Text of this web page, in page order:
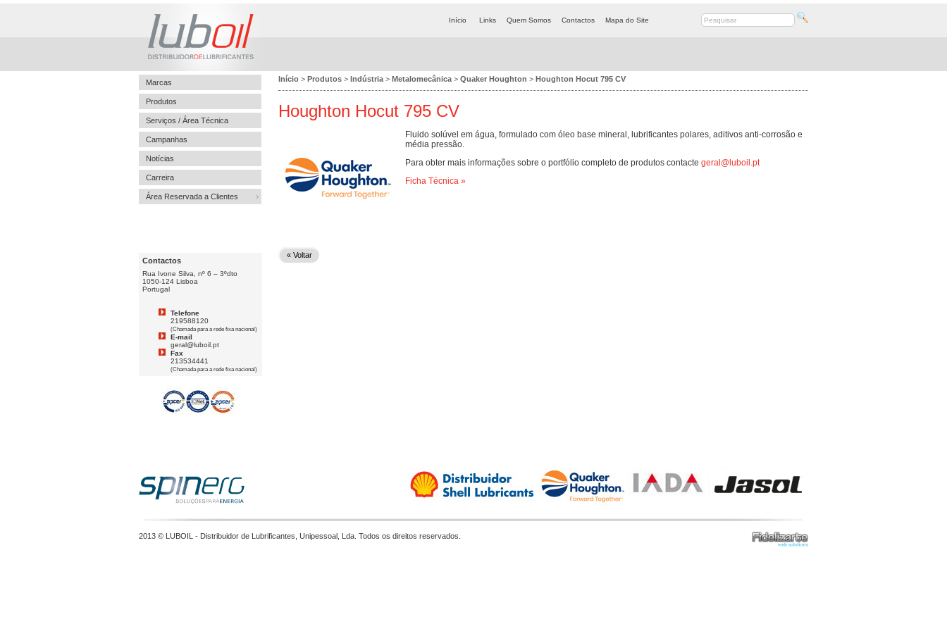
Início Links Quem Somos Contactos Mapa do Site
Marcas
Produtos
Serviços / Área Técnica
Campanhas
Notícias
Carreira
Área Reservada a Clientes
Contactos
Rua Ivone Silva, nº 6 – 3ºdto
1050-124 Lisboa
Portugal
Telefone
219588120
(Chamada para a rede fixa nacional)
E-mail
geral@luboil.pt
Fax
213534441
(Chamada para a rede fixa nacional)
Início > Produtos > Indústria > Metalomecânica > Quaker Houghton > Houghton Hocut 795 CV
Houghton Hocut 795 CV
Fluido solúvel em água, formulado com óleo base mineral, lubrificantes polares, aditivos anti-corrosão e
média pressão.
Para obter mais informações sobre o portfólio completo de produtos contacte geral@luboil.pt
Ficha Técnica »
« Voltar
2013 © LUBOIL - Distribuidor de Lubrificantes, Unipessoal, Lda. Todos os direitos reservados.